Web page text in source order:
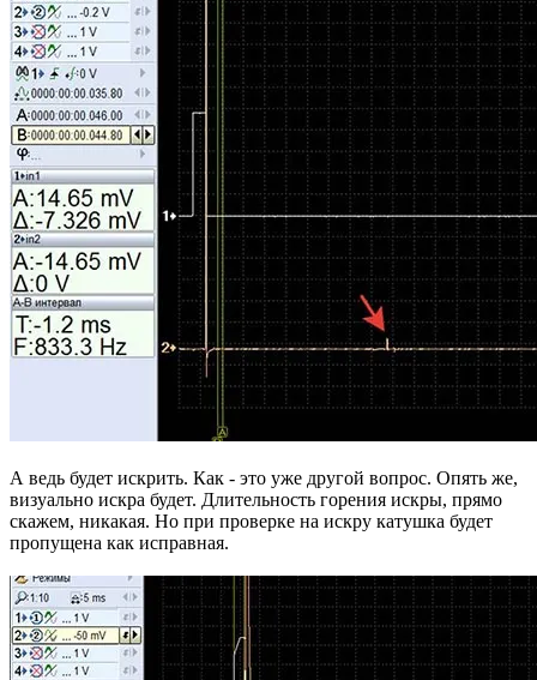
А ведь будет искрить. Как - это уже другой вопрос. Опять же,
визуально искра будет. Длительность горения искры, прямо
скажем, никакая. Но при проверке на искру катушка будет
пропущена как исправная.